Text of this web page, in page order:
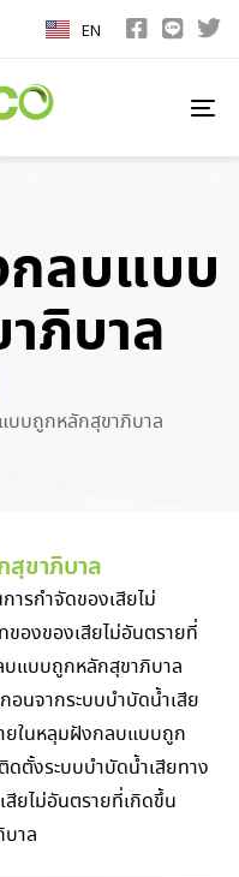
EN
ลบแบบ
ภิบาล
บบถูกหลักสุขาภิบาล
ขาภิบาล
ารกำจัดของเสียไม่
องของเสียไม่อันตรายที่
บแบบถูกหลักสุขาภิบาล
อนจากระบบบำบัดน้ำเสีย
ยในหลุมฝังกลบแบบถูก
ตั้งระบบบำบัดน้ำเสียทาง
สียไม่อันตรายที่เกิดขึ้น
าล